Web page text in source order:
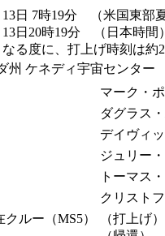
日 7時19分 （米国東部夏
日20時19分 （日本時間）
る度に、打上げ時刻は約
州 ケネディ宇宙センター
マーク・
ダグラス
デイヴィ
ジュリー
トーマス
クリスト
ルー（MS5）
（打上げ